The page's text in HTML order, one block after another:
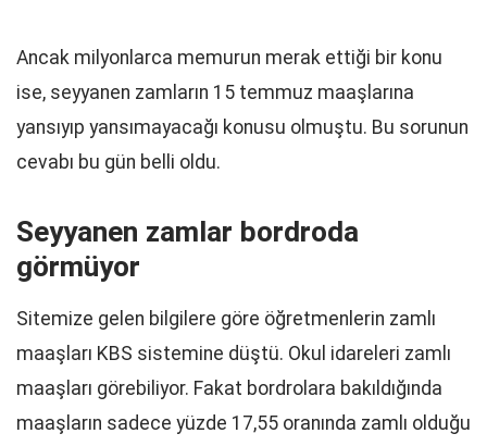
Ancak milyonlarca memurun merak ettiği bir konu
ise, seyyanen zamların 15 temmuz maaşlarına
yansıyıp yansımayacağı konusu olmuştu. Bu sorunun
cevabı bu gün belli oldu.
Seyyanen zamlar bordroda
görmüyor
Sitemize gelen bilgilere göre öğretmenlerin zamlı
maaşları KBS sistemine düştü. Okul idareleri zamlı
maaşları görebiliyor. Fakat bordrolara bakıldığında
maaşların sadece yüzde 17,55 oranında zamlı olduğu